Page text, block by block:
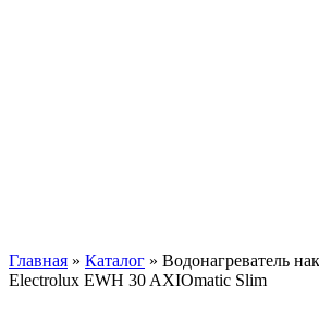
Главная » Каталог » Водонагреватель
Electrolux EWH 30 AXIOmatic Slim